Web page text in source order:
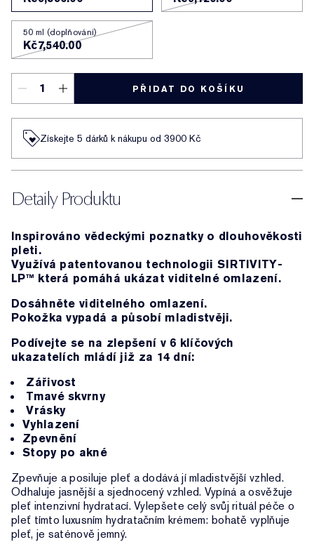
50 ml (doplňování)
Kč7,540.00
PŘIDAT DO KOŠÍKU
Získejte 5 dárků k nákupu od 3900 Kč
Detaily Produktu
Inspirováno vědeckými poznatky o dlouhověkosti
pleti.
Využívá patentovanou technologii SIRTIVITY-
LP™ která pomáhá ukázat viditelné omlazení.
Dosáhněte viditelného omlazení.
Pokožka vypadá a působí mladistvěji.
Podívejte se na zlepšení v 6 klíčových
ukazatelích mládí již za 14 dní:
Zářivost
Tmavé skvrny
Vrásky
Vyhlazení
Zpevnění
Stopy po akné
Zpevňuje a posiluje pleť a dodává jí mladistvější vzhled.
Odhaluje jasnější a sjednocený vzhled. Vypíná a osvěžuje
pleť intenzivní hydratací. Vylepšete celý svůj rituál péče o
pleť tímto luxusním hydratačním krémem: bohatě vyplňuje
pleť, je saténově jemný.